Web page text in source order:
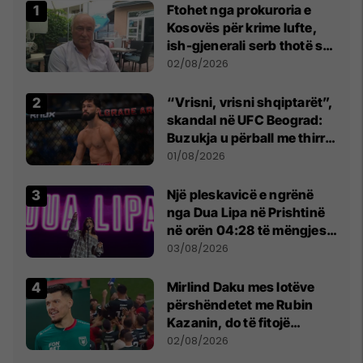
Ftohet nga prokuroria e
Kosovës për krime lufte,
ish-gjenerali serb thotë se
dikush e tradhtoi në
02/08/2026
“Vrisni, vrisni shqiptarët”,
skandal në UFC Beograd:
Buzukja u përball me thirrje
anti-shqiptare nga
01/08/2026
Një pleskavicë e ngrënë
nga Dua Lipa në Prishtinë
në orën 04:28 të mëngjesit
- dhe bota digjitale serbe
03/08/2026
Mirlind Daku mes lotëve
përshëndetet me Rubin
Kazanin, do të fitojë
miliona te Spartak Moska
02/08/2026